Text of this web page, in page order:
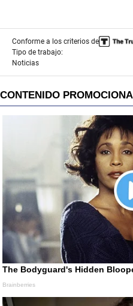
Conforme a los criterios de
Tipo de trabajo:
Noticias